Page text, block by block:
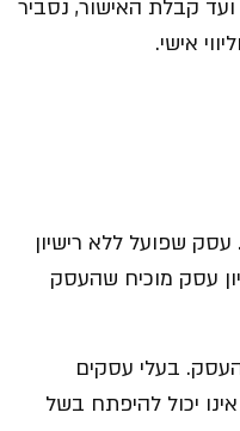
קבלת האישור, נסביר
אישי.
שפועל ללא רישיון
עסק מוכיח שהעסק
בעלי עסקים
יכול להיפתח בשל